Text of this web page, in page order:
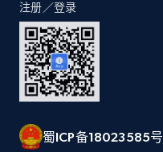
注册／登录
蜀ICP备18023585号